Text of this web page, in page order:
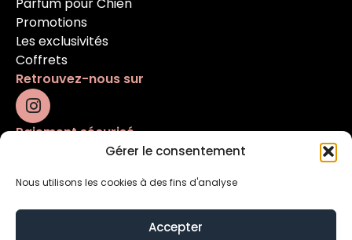
Gérer le consentement
Nous utilisons les cookies à des fins d'analyse
Accepter
Promotions
Les exclusivités
Coffrets
Retrouvez-nous sur
Paiement sécurisé